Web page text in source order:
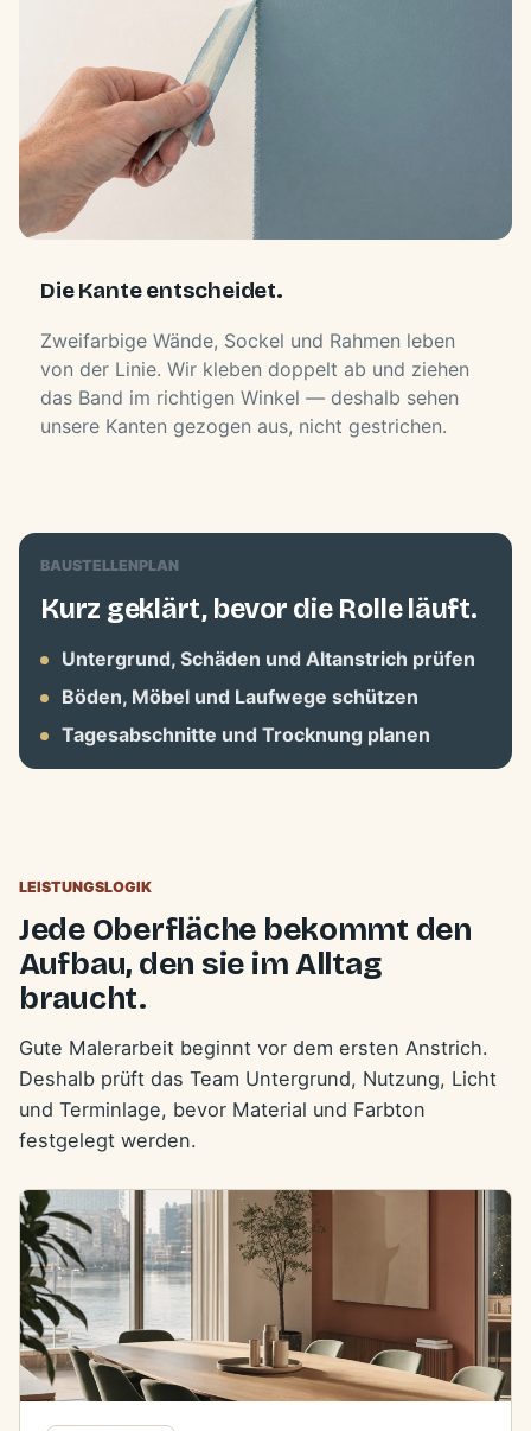
Die Kante entscheidet.
Zweifarbige Wände, Sockel und Rahmen leben
von der Linie. Wir kleben doppelt ab und ziehen
das Band im richtigen Winkel — deshalb sehen
unsere Kanten gezogen aus, nicht gestrichen.
BAUSTELLENPLAN
Kurz geklärt, bevor die Rolle läuft.
Untergrund, Schäden und Altanstrich prüfen
Böden, Möbel und Laufwege schützen
Tagesabschnitte und Trocknung planen
LEISTUNGSLOGIK
Jede Oberfläche bekommt den
Aufbau, den sie im Alltag
braucht.
Gute Malerarbeit beginnt vor dem ersten Anstrich.
Deshalb prüft das Team Untergrund, Nutzung, Licht
und Terminlage, bevor Material und Farbton
festgelegt werden.